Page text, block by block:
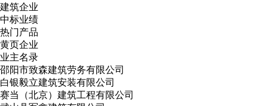
建筑企业
中标业绩
热门产品
黄页企业
业主名录
邵阳市致森建筑劳务有限公司
白银毅立建筑安装有限公司
赛当（北京）建筑工程有限公司